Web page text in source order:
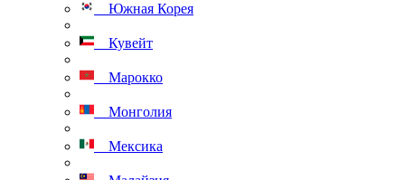
Южная Корея
Кувейт
Марокко
Монголия
Мексика